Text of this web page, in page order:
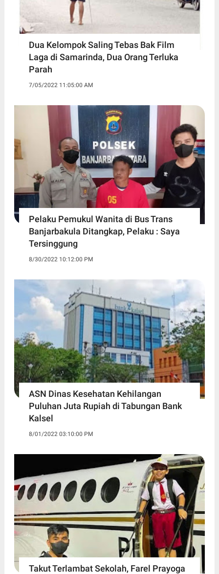
Dua Kelompok Saling Tebas Bak Film
Laga di Samarinda, Dua Orang Terluka
Parah
7/05/2022 11:05:00 AM
Pelaku Pemukul Wanita di Bus Trans
Banjarbakula Ditangkap, Pelaku : Saya
Tersinggung
8/30/2022 10:12:00 PM
ASN Dinas Kesehatan Kehilangan
Puluhan Juta Rupiah di Tabungan Bank
Kalsel
8/01/2022 03:10:00 PM
Takut Terlambat Sekolah, Farel Prayoga